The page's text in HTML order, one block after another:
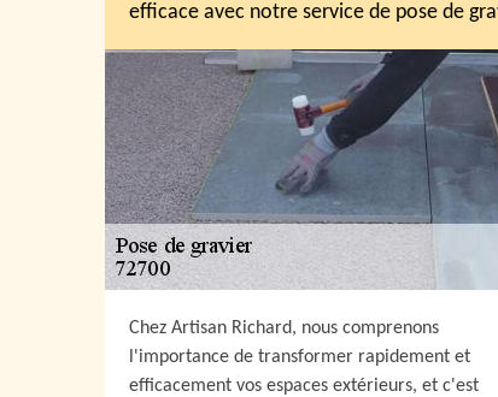
efficace avec notre service de pose de
Chez Artisan Richard, nous comprenons
l'importance de transformer rapidement et
efficacement vos espaces extérieurs, et c'est